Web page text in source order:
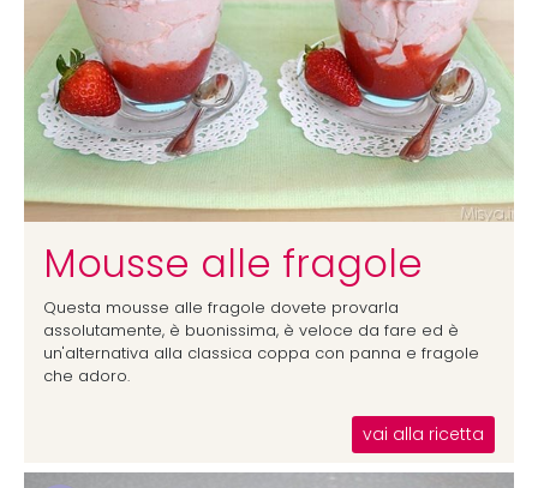
Mousse alle fragole
Questa mousse alle fragole dovete provarla
assolutamente, è buonissima, è veloce da fare ed è
un'alternativa alla classica coppa con panna e fragole
che adoro.
vai alla ricetta